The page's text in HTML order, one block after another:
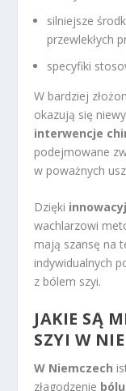
silniejsze
przewlekłych
specyfiki
W bardziej
okazują się
interwencje
podejmowane
w poważnych
Dzięki
wachlarzowi
mają szansę na
indywidualnych
z bólem szyi.
JAKIE SĄ
SZYI W
W Niemczech
złagodzenie